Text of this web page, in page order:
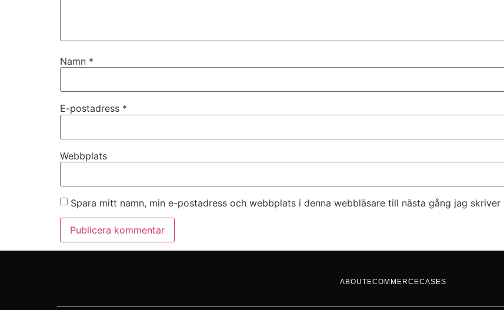
Namn *
E-postadress *
Webbplats
Spara mitt namn, min e-postadress och webbplats i denna webbläsare till nästa gång jag skriver
ABOUTECOMMERCECASES